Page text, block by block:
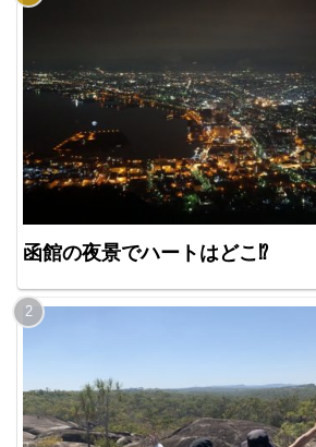
函館の夜景でハートはどこ⁉